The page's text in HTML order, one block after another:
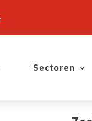
Sectoren